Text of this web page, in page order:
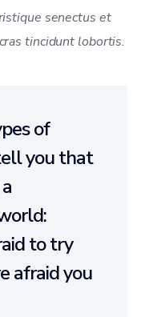
senectus et
tincidunt lobortis.
of
you that
to try
afraid you